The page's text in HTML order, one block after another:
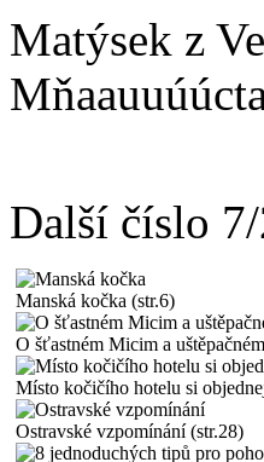
Matýsek z
Další číslo
Manská kočka (str.6)
O šťastném Micim a
Místo kočičího hotelu si
Ostravské vzpomínání (str.28)